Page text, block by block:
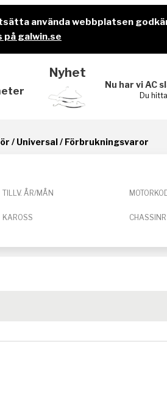
använda webbplatsen
på galwin.se
Nyhet
Nu har vi AC
Du
/ Universal / Förbrukningsvaror
TILLV. ÅR/MÅN
KAROSS CHASSINR